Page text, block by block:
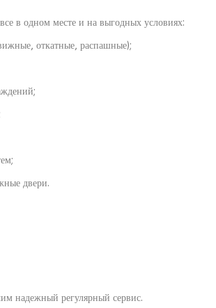
в одном месте и на выгодных условиях:
откатные, распашные);
двери.
надежный регулярный сервис.